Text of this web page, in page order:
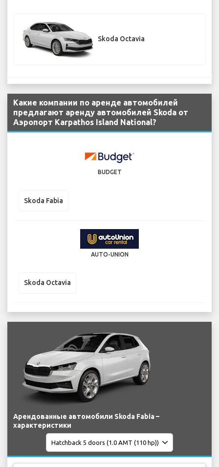
Skoda Octavia
Какие компании по аренде автомобилей
предлагают аренду автомобилей Skoda от
Аэропорт Karpathos Island National?
BUDGET
Skoda Fabia
AUTO-UNION
Skoda Octavia
Арендованные автомобили Skoda Fabia –
характеристики